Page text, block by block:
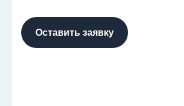
Оставить заявку